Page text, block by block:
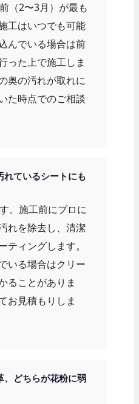
（2〜3月）が最も
工はいつでも可能
んでいる場合は前
った上で施工しま
奥の汚れが取れに
た時点でのご相談
れているシートにも
。施工前にプロに
れを除去し、清潔
ティングします。
いる場合はクリー
ることがありま
お見積もりしま
、どちらが花粉に弱